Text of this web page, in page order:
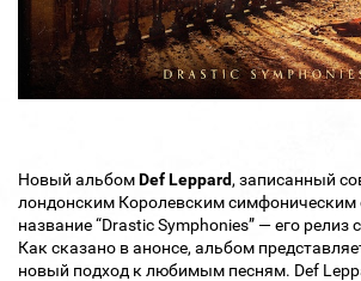
Новый альбомDef Leppard, записанный
лондонским Королевским симфоническим
название “Drastic Symphonies” — его релиз
Как сказано в анонсе, альбом
новый подход к любимым песням. Def